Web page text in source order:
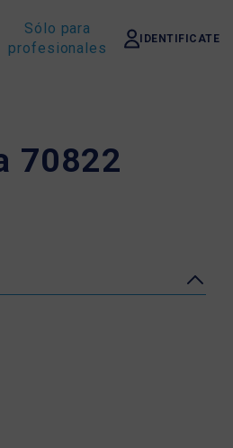
Sólo para
profesionales
IDENTIFICATE
70822